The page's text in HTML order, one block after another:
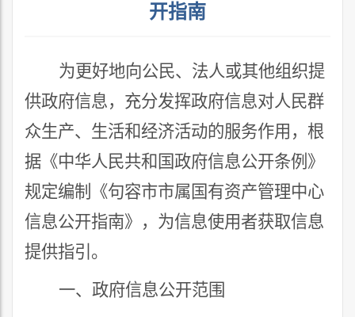
开指南
为更好地向公民、法人或其他组织提
供政府信息，充分发挥政府信息对人民群
众生产、生活和经济活动的服务作用，根
据《中华人民共和国政府信息公开条例》
规定编制《句容市市属国有资产管理中心
信息公开指南》，为信息使用者获取信息
提供指引。
一、政府信息公开范围